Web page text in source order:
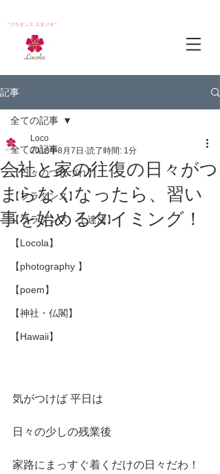
*フラダンス スタジオ*
記事
全ての記事
【日々のつれづれ】
【フラダンス】
【フラダンス 上達法】
【Locola】
【photography 】
【poem】
【神社・仏閣】
【Hawaii】
全ての記事
会社と家の往復の日々がつ
まらなくなったら、習い
事を始めるタイミング！
Loco
2018年8月7日 読了時間: 1分
気がつけば 平日は
日々の少しの残業後
家路にまっすぐ着くだけの日々だわ！